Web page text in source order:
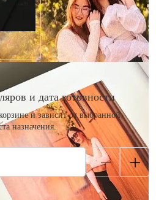
и дата готовности
и зависит от выбранной
назначения.